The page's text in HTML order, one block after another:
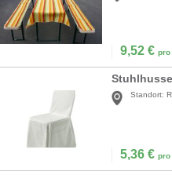
9,52 € pro
Standort:
5,36 € pro